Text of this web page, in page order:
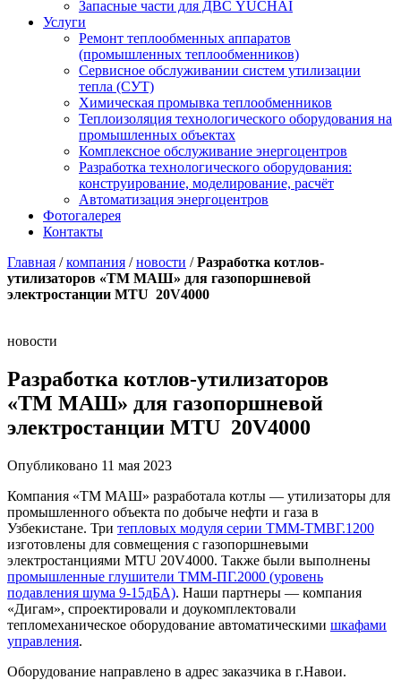
Запасные части для ДВС YUCHAI
Услуги
Ремонт теплообменных аппаратов
(промышленных теплообменников)
Сервисное обслуживании систем утилизации
тепла (СУТ)
Химическая промывка теплообменников
Теплоизоляция технологического оборудования на
промышленных объектах
Комплексное обслуживание энергоцентров
Разработка технологического оборудования:
конструирование, моделирование, расчёт
Автоматизация энергоцентров
Фотогалерея
Контакты
Главная /компания /новости /Разработка котлов-
утилизаторов «ТМ МАШ» для газопоршневой
электростанции MTU 20V4000
новости
Разработка котлов-утилизаторов
«ТМ МАШ» для газопоршневой
электростанции MTU 20V4000
Опубликовано 11 мая 2023
Компания «ТМ МАШ» разработала котлы — утилизаторы для
промышленного объекта по добыче нефти и газа в
Узбекистане. Три тепловых модуля серии ТММ-ТМВГ.1200
изготовлены для совмещения с газопоршневыми
электростанциями MTU 20V4000. Также были выполнены
промышленные глушители ТММ-ПГ.2000 (уровень
подавления шума 9-15дБА). Наши партнеры — компания
«Дигам», спроектировали и доукомплектовали
тепломеханическое оборудование автоматическими шкафами
управления.
Оборудование направлено в адрес заказчика в г.Навои.